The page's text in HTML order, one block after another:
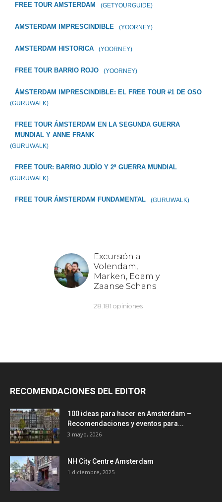
FREE TOUR AMSTERDAM (GETYOURGUIDE)
AMSTERDAM IMPRESCINDIBLE (YOORNEY)
AMSTERDAM HISTORICA (YOORNEY)
FREE TOUR BARRIO ROJO (YOORNEY)
ÁMSTERDAM IMPRESCINDIBLE: EL FREE TOUR #1 DE OSO
(GURUWALK)
FREE TOUR ÁMSTERDAM EN LA SEGUNDA GUERRA
MUNDIAL Y ANNE FRANK
(GURUWALK)
FREE TOUR: BARRIO JUDÍO Y 2ª GUERRA MUNDIAL
(GURUWALK)
FREE TOUR ÁMSTERDAM FUNDAMENTAL (GURUWALK)
RECOMENDACIONES DEL EDITOR
100 ideas para hacer en Amsterdam –
Recomendaciones y eventos para...
3 mayo, 2026
NH City Centre Amsterdam
1 diciembre, 2025